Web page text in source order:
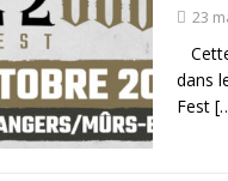
23
dans
Fest